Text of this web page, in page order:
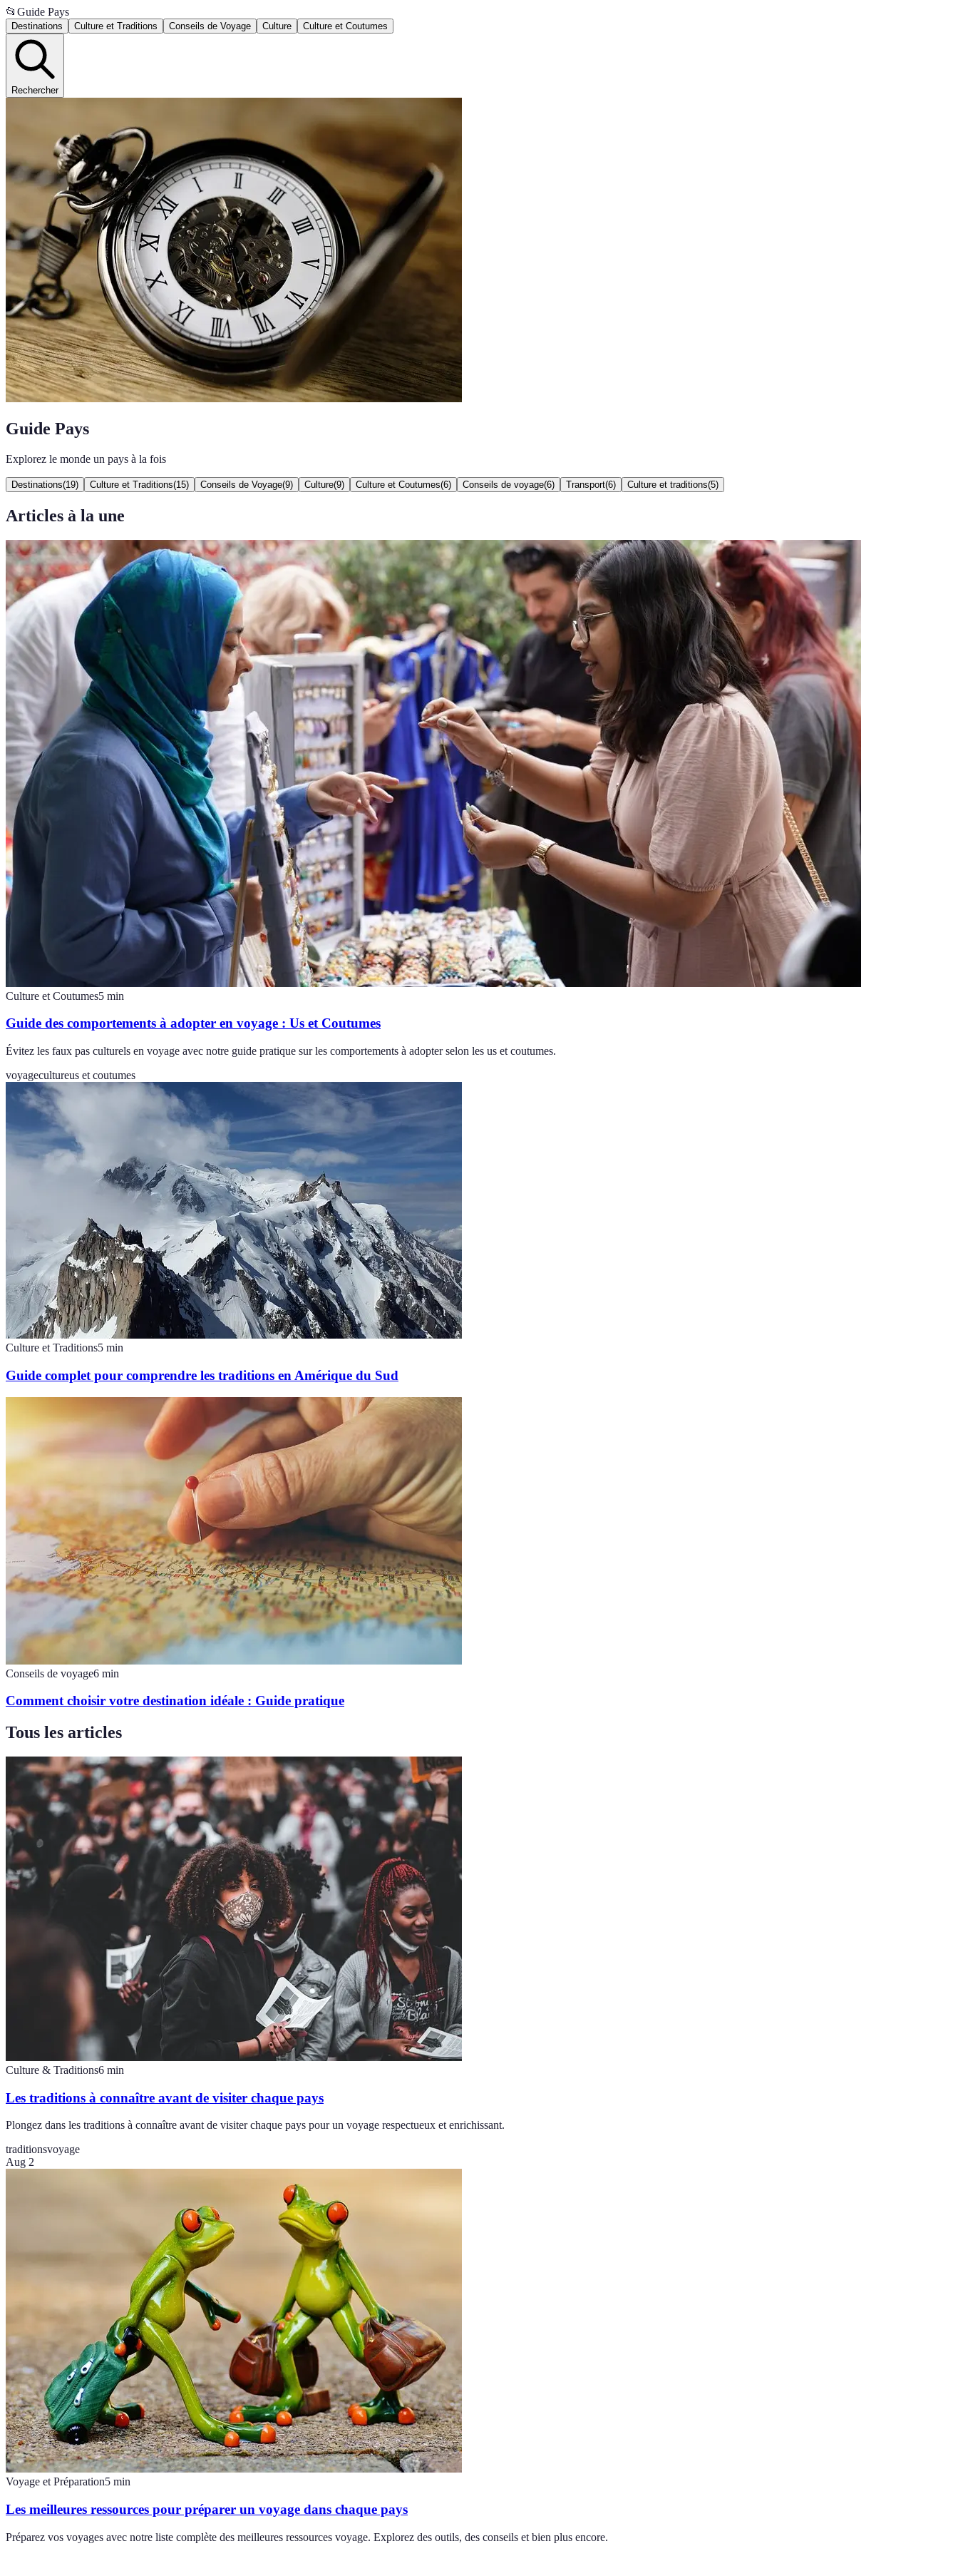
📂 Guide Pays
Destinations Culture et Traditions Conseils de Voyage Culture Culture et Coutumes
Rechercher
Guide Pays
Explorez le monde un pays à la fois
Destinations(19) Culture et Traditions(15) Conseils de Voyage(9) Culture(9) Culture et Coutumes(6) Conseils de voyage(6) Transport(6) Culture et traditions(5)
Articles à la une
Culture et Coutumes5 min
Guide des comportements à adopter en voyage : Us et Coutumes
Évitez les faux pas culturels en voyage avec notre guide pratique sur les comportements à adopter selon les us et coutumes.
voyagecultureus et coutumes
Culture et Traditions5 min
Guide complet pour comprendre les traditions en Amérique du Sud
Conseils de voyage6 min
Comment choisir votre destination idéale : Guide pratique
Tous les articles
Culture & Traditions6 min
Les traditions à connaître avant de visiter chaque pays
Plongez dans les traditions à connaître avant de visiter chaque pays pour un voyage respectueux et enrichissant.
traditionsvoyage
Aug 2
Voyage et Préparation5 min
Les meilleures ressources pour préparer un voyage dans chaque pays
Préparez vos voyages avec notre liste complète des meilleures ressources voyage. Explorez des outils, des conseils et bien plus encore.